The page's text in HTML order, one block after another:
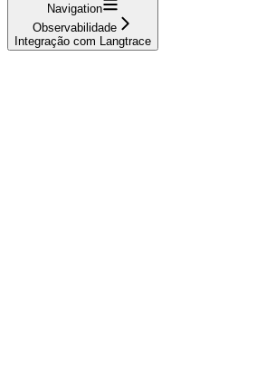
Navigation
Observabilidade
Integração com Langtrace